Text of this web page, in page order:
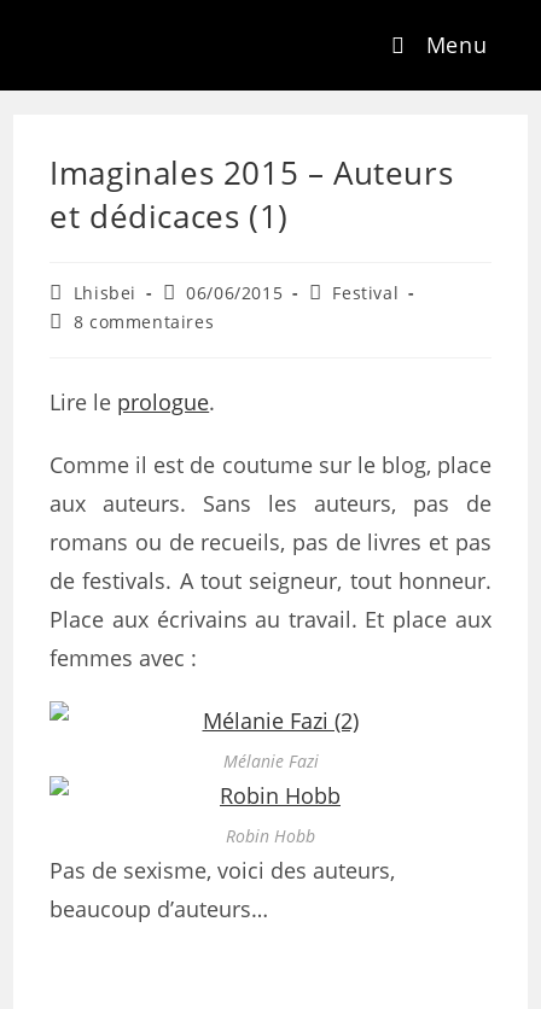
Menu
Imaginales 2015 – Auteurs
et dédicaces (1)
Lhisbei 06/06/2015
Festival
8 commentaires
Lire le prologue.
Comme il est de coutume sur le blog, place
aux auteurs. Sans les auteurs, pas de
romans ou de recueils, pas de livres et pas
de festivals. A tout seigneur, tout honneur.
Place aux écrivains au travail. Et place aux
femmes avec :
Mélanie Fazi
Robin Hobb
Pas de sexisme, voici des auteurs,
beaucoup d’auteurs…